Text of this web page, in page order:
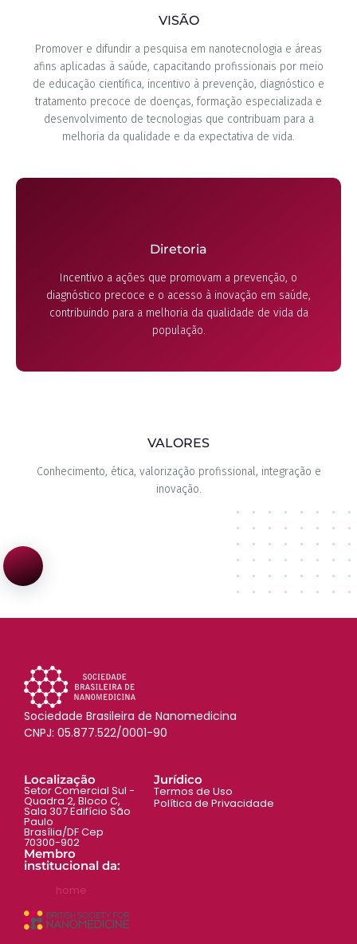
VISÃO
Promover e difundir a pesquisa em nanotecnologia e áreas
afins aplicadas à saúde, capacitando profissionais por meio
de educação científica, incentivo à prevenção, diagnóstico e
tratamento precoce de doenças, formação especializada e
desenvolvimento de tecnologias que contribuam para a
melhoria da qualidade e da expectativa de vida.
VALORES
Conhecimento, ética, valorização profissional, integração e
inovação.
Diretoria
Incentivo a ações que promovam a prevenção, o
diagnóstico precoce e o acesso à inovação em saúde,
contribuindo para a melhoria da qualidade de vida da
população.
Sociedade Brasileira de Nanomedicina
CNPJ: 05.877.522/0001-90
Localização
Setor Comercial Sul -
Quadra 2, Bloco C,
Sala 307 Edifício São
Paulo
Brasília/DF Cep
70300-902
Membro
institucional da:
home
Jurídico
Termos de Uso
Política de Privacidade